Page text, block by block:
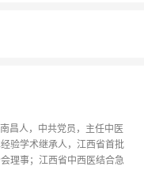
昌人，中共党员，主任中医
验学术继承人，江西省首批
理事；江西省中西医结合急